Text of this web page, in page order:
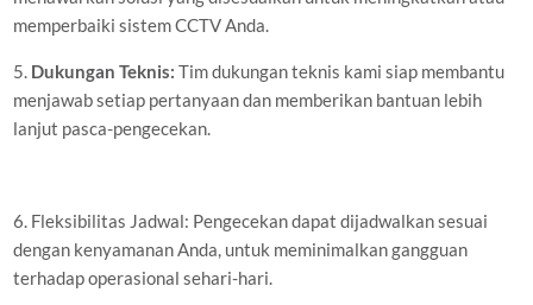
memperbaiki sistem CCTV Anda.
5. Dukungan Teknis: Tim dukungan teknis kami siap membantu
menjawab setiap pertanyaan dan memberikan bantuan lebih
lanjut pasca-pengecekan.
6. Fleksibilitas Jadwal: Pengecekan dapat dijadwalkan sesuai
dengan kenyamanan Anda, untuk meminimalkan gangguan
terhadap operasional sehari-hari.